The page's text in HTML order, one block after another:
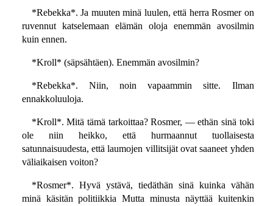
*Rebekka*. Ja muuten minä luulen, että herra Rosmer on
ruvennut katselemaan elämän oloja enemmän avosilmin
kuin ennen.
*Kroll* (säpsähtäen). Enemmän avosilmin?
*Rebekka*. Niin, noin vapaammin sitte. Ilman
ennakkoluuloja.
*Kroll*. Mitä tämä tarkoittaa? Rosmer, — ethän sinä toki
ole niin heikko, että hurmaannut tuollaisesta
satunnaisuudesta, että laumojen villitsijät ovat saaneet yhden
väliaikaisen voiton?
*Rosmer*. Hyvä ystävä, tiedäthän sinä kuinka vähän
minä käsitän politiikkia Mutta minusta näyttää kuitenkin